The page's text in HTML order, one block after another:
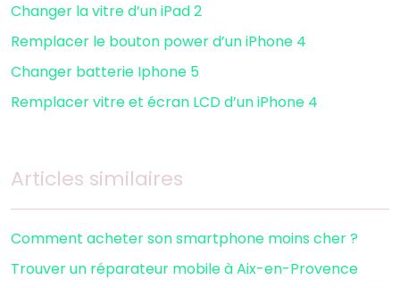
Changer la vitre d’un iPad 2
Remplacer le bouton power d’un iPhone 4
Changer batterie Iphone 5
Remplacer vitre et écran LCD d’un iPhone 4
Articles similaires
Comment acheter son smartphone moins cher ?
Trouver un réparateur mobile à Aix-en-Provence